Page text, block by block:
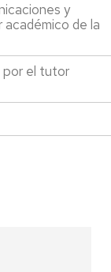
y
de la
por el tutor